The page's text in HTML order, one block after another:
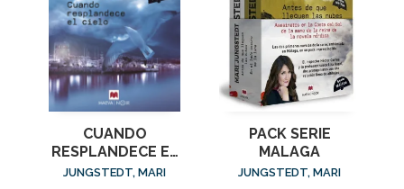
CUANDO
RESPLANDECE EL
CIELO (SERIE
JUNGSTEDT, MARI
PACK SERIE
MALAGA
JUNGSTEDT, MARI